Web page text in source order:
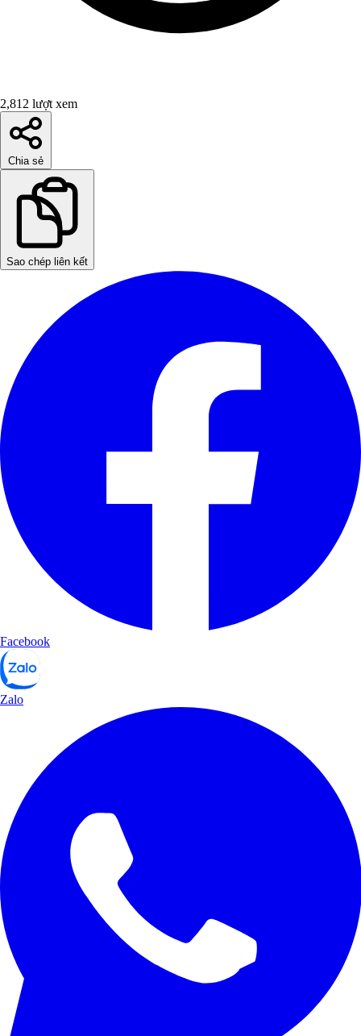
2,812 lượt xem
Chia sẻ
Sao chép liên kết
Facebook
Zalo